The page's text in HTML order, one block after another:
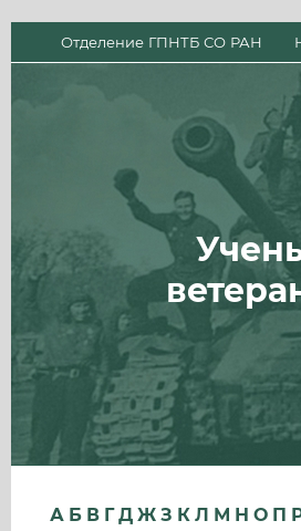
Отделение ГПНТБ СО РАН
А Б В Г Д Ж З К Л М Н О П